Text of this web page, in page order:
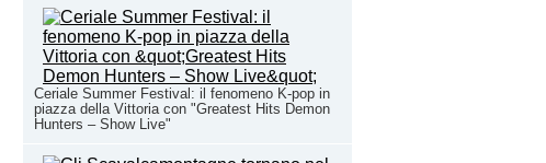
Ceriale Summer Festival: il fenomeno K-pop in
piazza della Vittoria con "Greatest Hits Demon
Hunters – Show Live"